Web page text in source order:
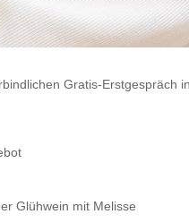
Gratis-Erstgespräch
Glühwein mit Melisse